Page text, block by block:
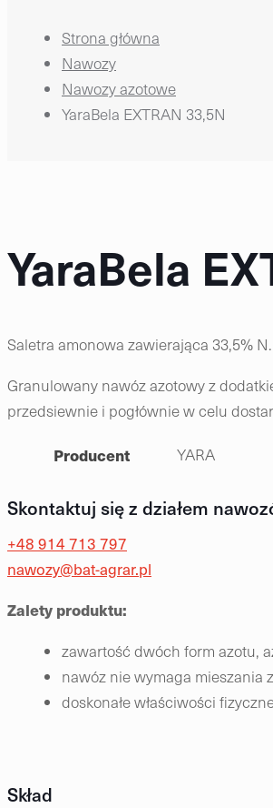
Strona główna
Nawozy
Nawozy azotowe
YaraBela EXTRAN 33,5N
YaraBela
Saletra amonowa zawierająca 33,5% N.
Granulowany nawóz azotowy z
przedsiewnie i pogłównie w celu
Producent YARA
Skontaktuj się z działem
+48 914 713 797
nawozy@bat-agrar.pl
Zalety produktu:
zawartość dwóch form azotu,
nawóz nie wymaga mieszania
doskonałe właściwości
Skład